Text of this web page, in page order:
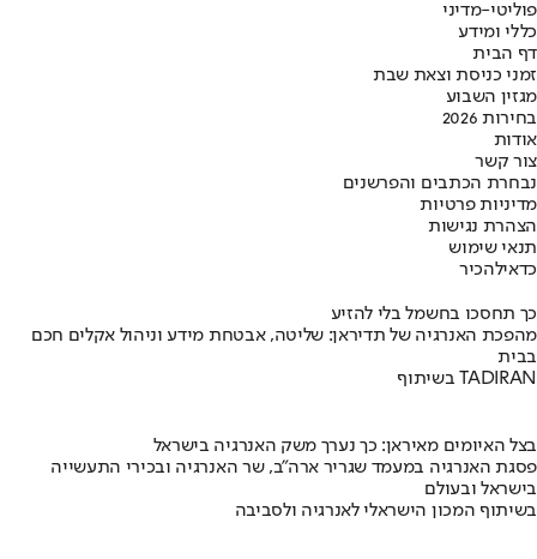
פוליטי-מדיני
כללי ומידע
דף הבית
זמני כניסת וצאת שבת
מגזין השבוע
בחירות 2026
אודות
צור קשר
נבחרת הכתבים והפרשנים
מדיניות פרטיות
הצהרת נגישות
תנאי שימוש
כדאילהכיר
כך תחסכו בחשמל בלי להזיע
מהפכת האנרגיה של תדיראן: שליטה, אבטחת מידע וניהול אקלים חכם
בבית
בשיתוף TADIRAN
בצל האיומים מאיראן: כך נערך משק האנרגיה בישראל
פסגת האנרגיה במעמד שגריר ארה"ב, שר האנרגיה ובכירי התעשייה
בישראל ובעולם
בשיתוף המכון הישראלי לאנרגיה ולסביבה